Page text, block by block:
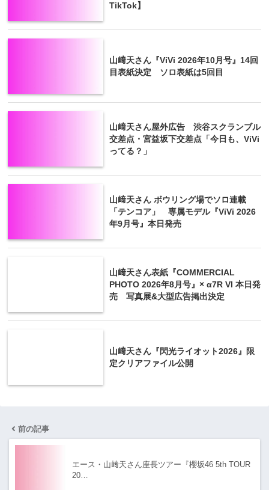
TikTok】
山﨑天さん『ViVi 2026年10月号』14回
目表紙決定 ソロ表紙は5回目
山﨑天さん屋外広告 渋谷スクランブル
交差点・宮益坂下交差点「今日も、ViVi
ってる？」
山﨑天さん ボウリング場でソロ連載
「テンコア」 専属モデル『ViVi 2026
年9月号』本日発売
山﨑天さん表紙『COMMERCIAL
PHOTO 2026年8月号』× α7R VI 本日発
売 写真展&大型広告掲出決定
山﨑天さん『閃光ライオット2026』限
定クリアファイル公開
前の記事
エース・山﨑天さん座長ツアー『櫻坂46 5th TOUR
20…